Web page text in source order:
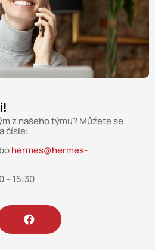
z našeho týmu? Můžete se
čísle:
hermes@hermes-
– 15:30